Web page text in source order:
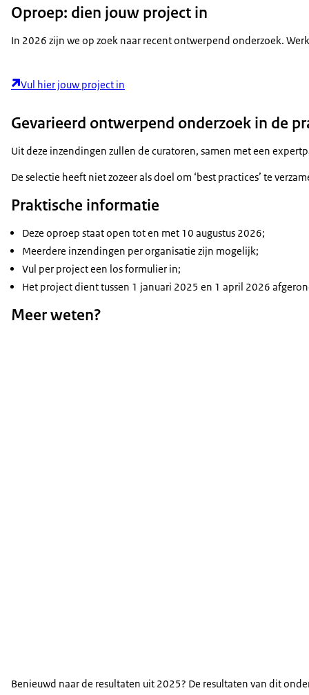
Oproep: dien jouw project in
In 2026 zijn we op zoek naar recent ontwerpend onderzoek.
Vul hier jouw project in
Gevarieerd ontwerpend onderzoek in de
Uit deze inzendingen zullen de curatoren, samen met een
De selectie heeft niet zozeer als doel om ‘best practices’ te
Praktische informatie
Deze oproep staat open tot en met 10 augustus 2026;
Meerdere inzendingen per organisatie zijn mogelijk;
Vul per project een los formulier in;
Het project dient tussen 1 januari 2025 en 1 april 2026
Meer weten?
Benieuwd naar de resultaten uit 2025? De resultaten van dit